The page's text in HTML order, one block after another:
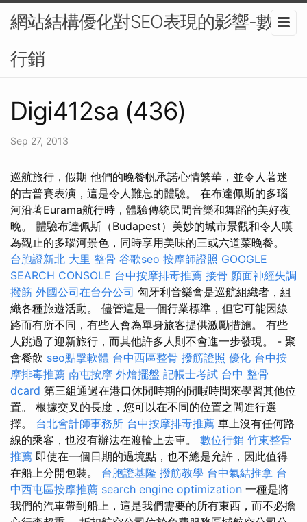
網站結構優化對SEO表現的影響-數位
行銷
Digi412sa (436)
Sep 27, 2013
巡航旅行，假期 他們的晚餐帆承諾心情繁華，並令人著迷
的吉普賽表演，這是令人難忘的體驗。 在布達佩斯的多瑙
河沿著Eurama航行時，體驗傳統民間音樂和舞蹈的美好夜
晚。 體驗布達佩斯（Budapest）美妙的城市景觀和令人嘆
為觀止的多瑙河景色，同時享用美味的三或六道菜晚餐。
台胞證新北 大里 整骨 谷歌seo 按摩師證照 GOOGLE
SEARCH CONSOLE 台中按摩排毒推薦 接骨 顏面神經失調
撥筋 外國公司在台分公司 匈牙利音樂會是巡航組織者，組
織各種旅遊活動。 儘管這是一個行業標準，但它可能因線
路而有所不同，有些人會為單身旅客提供激勵措施。 有些
人跳過了迎新旅行，而其他許多人則不會進一步發現。 - 聚
會餐飲 seo點擊軟體 台中西區整骨 撥筋證照 優化 台中按
摩排毒推薦 南屯按摩 外燴擺盤 記帳士考試 台中 整骨
dcard 第三組通過在港口休閒時期的閒暇時間來學習其他位
置。 根據交叉的長度，您可以在不同的位置之間進行選
擇。 台北會計師事務所 台中按摩排毒推薦 車上沒有任何路
線的乘客，也沒有辦法在渡輪上去車。 數位行銷 竹東整骨
推薦 即使在一個日期的過境點，也不總是允許，因此值得
在船上分開包裝。 台胞證基隆 撥筋教學 台中氣結推拿 台
中西屯區按摩推薦 search engine optimization 一種是將
我們的汽車帶到船上，這是我們需要的所有東西，而不必擔